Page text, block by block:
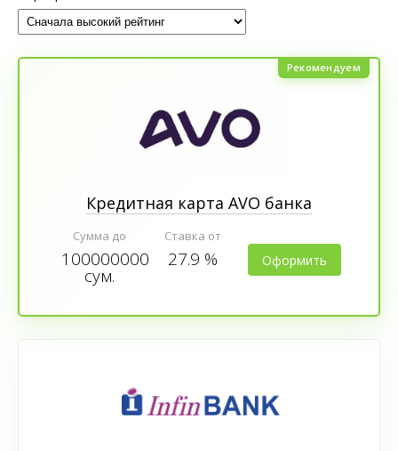
Рекомендуем
Кредитная карта AVO банка
Сумма до
100000000
сум.
Ставка от
27.9 %
Оформить
онлайн